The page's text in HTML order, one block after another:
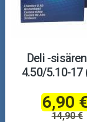
Deli -
4.50/5.10-17
6,90
14,90 €